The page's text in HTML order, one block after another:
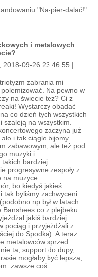
"Na-pier-dalać!"
i metalowych
, 2018-09-26 23:46:55 |
zabrania mi
Na pewno w
na świecie też? Ci z
Wystarczy obadać
co dzień tych wszystkich
szaleją na wszystkim.
zaczyna już
i tak ciągle bijemy
zabawowym, ale też pod
muzyki i
takich bardziej
progresywne zespoły z
na muzyce.
bo kiedyś jakieś
tak byliśmy zachwyceni
np był w latach
Banshees co z plejbeku
jakiś bardziej
pociąg i przyjeżdżali z
do Spodka). A teraz
metalowców sprzed
ta, support do dupy,
mogłaby być lepsza,
zawsze coś.